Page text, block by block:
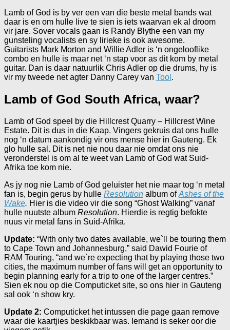
Lamb of God is by ver een van die beste metal bands wat
daar is en om hulle live te sien is iets waarvan ek al droom
vir jare. Sover vocals gaan is Randy Blythe een van my
gunsteling vocalists en sy lirieke is ook awesome.
Guitarists Mark Morton and Willie Adler is ‘n ongelooflike
combo en hulle is maar net ‘n stap voor as dit kom by metal
guitar. Dan is daar natuurlik Chris Adler op die drums, hy is
vir my tweede net agter Danny Carey van Tool .
Lamb of God South Africa, waar?
Lamb of God speel by die Hillcrest Quarry – Hillcrest Wine
Estate. Dit is dus in die Kaap. Vingers gekruis dat ons hulle
nog ‘n datum aankondig vir ons mense hier in Gauteng. Ek
glo hulle sal. Dit is net nie nou daar nie omdat ons nie
veronderstel is om al te weet van Lamb of God wat Suid-
Afrika toe kom nie.
As jy nog nie Lamb of God geluister het nie maar tog ‘n metal
fan is, begin gerus by hulle Resolution album ofAshes of the
Wake. Hier is die video vir die song “Ghost Walking” vanaf
hulle nuutste album Resolution. Hierdie is regtig befokte
nuus vir metal fans in Suid-Afrika.
Update: “With only two dates available, we`ll be touring them
to Cape Town and Johannesburg,” said Dawid Fourie of
RAM Touring, “and we`re expecting that by playing those two
cities, the maximum number of fans will get an opportunity to
begin planning early for a trip to one of the larger centres.”
Sien ek nou op die Computicket site, so ons hier in Gauteng
sal ook ‘n show kry.
Update 2: Computicket het intussen die page gaan remove
waar die kaartjies beskikbaar was. Iemand is seker oor die